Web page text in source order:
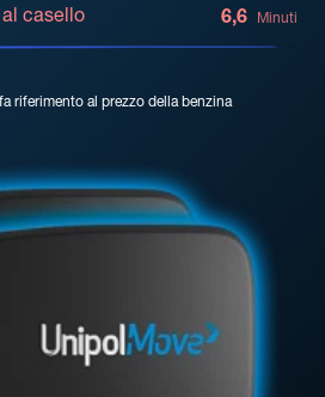
al casello 6,6 Minuti
riferimento al prezzo della benzina